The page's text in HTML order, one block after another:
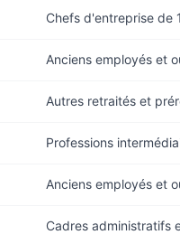
Chefs d'entreprise de
Anciens employés et
Autres retraités et
Professions
Anciens employés et
Cadres administratifs